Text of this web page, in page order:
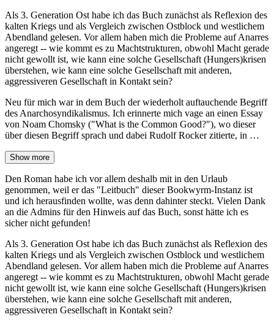
Als 3. Generation Ost habe ich das Buch zunächst als Reflexion des
kalten Kriegs und als Vergleich zwischen Ostblock und westlichem
Abendland gelesen. Vor allem haben mich die Probleme auf Anarres
angeregt -- wie kommt es zu Machtstrukturen, obwohl Macht gerade
nicht gewollt ist, wie kann eine solche Gesellschaft (Hungers)krisen
überstehen, wie kann eine solche Gesellschaft mit anderen,
aggressiveren Gesellschaft in Kontakt sein?
Neu für mich war in dem Buch der wiederholt auftauchende Begriff
des Anarchosyndikalismus. Ich erinnerte mich vage an einen Essay
von Noam Chomsky ("What is the Common Good?"), wo dieser
über diesen Begriff sprach und dabei Rudolf Rocker zitierte, in …
Show more
Den Roman habe ich vor allem deshalb mit in den Urlaub
genommen, weil er das "Leitbuch" dieser Bookwyrm-Instanz ist
und ich herausfinden wollte, was denn dahinter steckt. Vielen Dank
an die Admins für den Hinweis auf das Buch, sonst hätte ich es
sicher nicht gefunden!
Als 3. Generation Ost habe ich das Buch zunächst als Reflexion des
kalten Kriegs und als Vergleich zwischen Ostblock und westlichem
Abendland gelesen. Vor allem haben mich die Probleme auf Anarres
angeregt -- wie kommt es zu Machtstrukturen, obwohl Macht gerade
nicht gewollt ist, wie kann eine solche Gesellschaft (Hungers)krisen
überstehen, wie kann eine solche Gesellschaft mit anderen,
aggressiveren Gesellschaft in Kontakt sein?